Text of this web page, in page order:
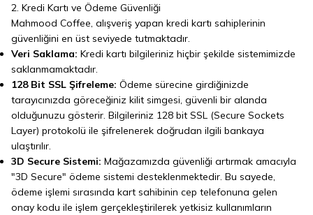
2. Kredi Kartı ve Ödeme Güvenliği
Mahmood Coffee, alışveriş yapan kredi kartı sahiplerinin
güvenliğini en üst seviyede tutmaktadır.
Veri Saklama: Kredi kartı bilgileriniz hiçbir şekilde sistemimizde
saklanmamaktadır.
128 Bit SSL Şifreleme: Ödeme sürecine girdiğinizde
tarayıcınızda göreceğiniz kilit simgesi, güvenli bir alanda
olduğunuzu gösterir. Bilgileriniz 128 bit SSL (Secure Sockets
Layer) protokolü ile şifrelenerek doğrudan ilgili bankaya
ulaştırılır.
3D Secure Sistemi: Mağazamızda güvenliği artırmak amacıyla
"3D Secure" ödeme sistemi desteklenmektedir. Bu sayede,
ödeme işlemi sırasında kart sahibinin cep telefonuna gelen
onay kodu ile işlem gerçekleştirilerek yetkisiz kullanımların